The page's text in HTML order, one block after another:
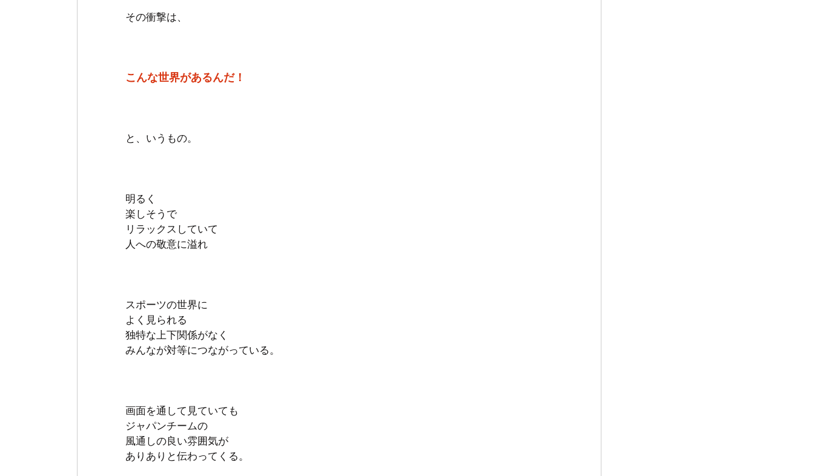
その衝撃は、
こんな世界があるんだ！
と、いうもの。
明るく
楽しそうで
リラックスしていて
人への敬意に溢れ
スポーツの世界に
よく見られる
独特な上下関係がなく
みんなが対等につながっている。
画面を通して見ていても
ジャパンチームの
風通しの良い雰囲気が
ありありと伝わってくる。